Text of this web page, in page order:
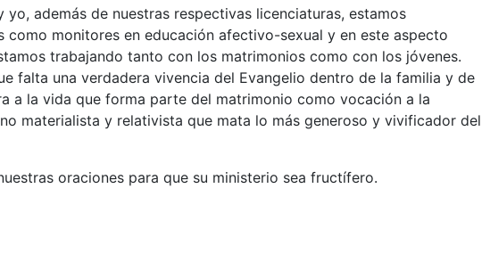
yo, además de nuestras respectivas licenciaturas, estamos
como monitores en educación afectivo-sexual y en este aspecto
trabajando tanto con los matrimonios como con los jóvenes.
falta una verdadera vivencia del Evangelio dentro de la familia y de
a la vida que forma parte del matrimonio como vocación a la
materialista y relativista que mata lo más generoso y vivificador del
oraciones para que su ministerio sea fructífero.